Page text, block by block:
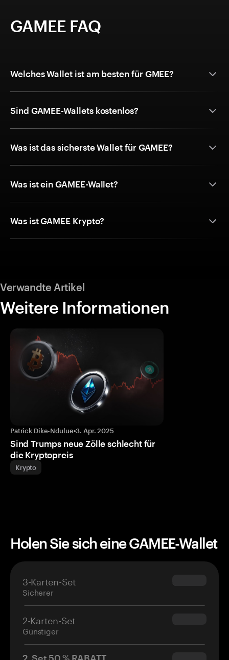
GAMEE FAQ
Welches Wallet ist am besten für GMEE?
Sind GAMEE-Wallets kostenlos?
Was ist das sicherste Wallet für GAMEE?
Was ist ein GAMEE-Wallet?
Was ist GAMEE Krypto?
Verwandte Artikel
Weitere Informationen
Patrick Dike-Ndulue•3. Apr. 2025
Sind Trumps neue Zölle schlecht für
die Kryptopreis
Krypto
Holen Sie sich eine GAMEE-Wallet
3-Karten-Set
Sicherer
$69.90
2-Karten-Set
Günstiger
$54.90